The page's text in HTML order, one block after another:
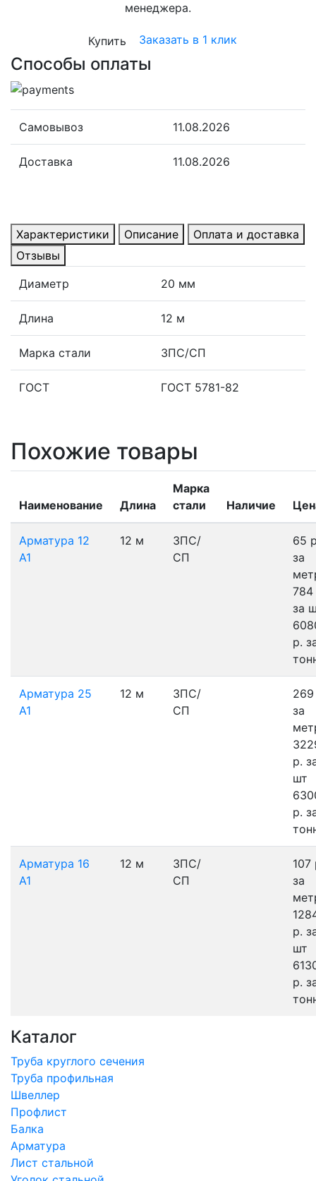
менеджера.
Купить Заказать в 1 клик
Способы оплаты
Самовывоз 11.08.2026
Доставка 11.08.2026
Характеристики Описание
Оплата и доставка
Отзывы
Диаметр
20 мм
Длина 12 м
Марка стали 3ПС/СП
ГОСТ ГОСТ 5781-82
Похожие товары
Наименование Длина
Марка
стали
Наличие
Арматура 12
А1
12 м
3ПС/
СП
65
за
784
за
р.
Арматура 25
А1
12 м
3ПС/
СП
за
р.
шт
р.
Арматура 16
А1
12 м
3ПС/
СП
107
за
р.
шт
р.
Каталог
Труба круглого сечения
Труба профильная
Швеллер
Профлист
Балка
Арматура
Лист стальной